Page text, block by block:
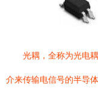
光耦，全称为光电
介来传输电信号的半导